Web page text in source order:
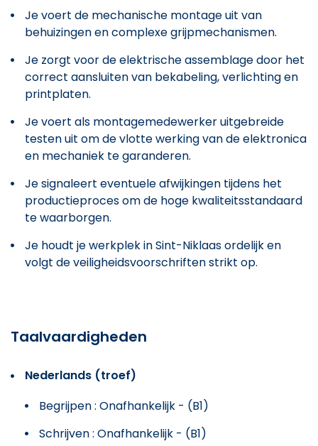
Je voert de mechanische montage uit van
behuizingen en complexe grijpmechanismen.
Je zorgt voor de elektrische assemblage door het
correct aansluiten van bekabeling, verlichting en
printplaten.
Je voert als montagemedewerker uitgebreide
testen uit om de vlotte werking van de elektronica
en mechaniek te garanderen.
Je signaleert eventuele afwijkingen tijdens het
productieproces om de hoge kwaliteitsstandaard
te waarborgen.
Je houdt je werkplek in Sint-Niklaas ordelijk en
volgt de veiligheidsvoorschriften strikt op.
Taalvaardigheden
Nederlands (troef)
Begrijpen : Onafhankelijk - (B1)
Schrijven : Onafhankelijk - (B1)